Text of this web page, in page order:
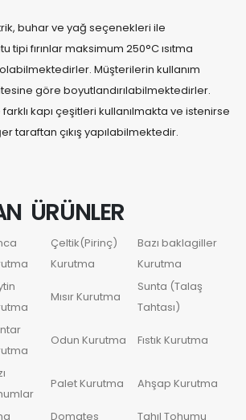
buhar ve yağ seçenekleri ile
tipi fırınlar maksimum 250°C ısıtma
Müşterilerin kullanım
göre boyutlandırılabilmektedirler.
kapı çeşitleri kullanılmakta ve istenirse
taraftan çıkış yapılabilmektedir.
ÜRÜNLER
Çeltik(Pirinç)
Kurutma
Bazı baklagiller
Kurutma
Mısır Kurutma
Sunta (Talaş
Tahtası)
Odun Kurutma Fıstık Kurutma
Palet Kurutma Ahşap Kurutma
Domates
Tahıl Tohumu